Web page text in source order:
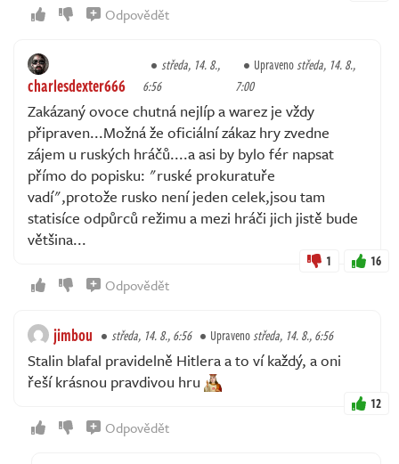
Odpovědět
charlesdexter666
středa, 14. 8.,
6:56
Upravenostředa, 14. 8.,
7:00
Zakázaný ovoce chutná nejlíp a warez je vždy
připraven...Možná že oficiální zákaz hry zvedne
zájem u ruských hráčů....a asi by bylo fér napsat
přímo do popisku: "ruské prokuratuře
vadí",protože rusko není jeden celek,jsou tam
statisíce odpůrců režimu a mezi hráči jich jistě bude
většina...
1 16
Odpovědět
jimbou středa, 14. 8., 6:56 Upravenostředa, 14. 8., 6:56
Stalin blafal pravidelně Hitlera a to ví každý, a oni
řeší krásnou pravdivou hru
12
Odpovědět